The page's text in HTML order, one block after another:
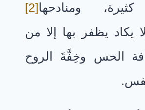
كثيرة، ومنادحها[2]
يكاد يظفر بها إلا من
الحس وخِفَّةَ الروح